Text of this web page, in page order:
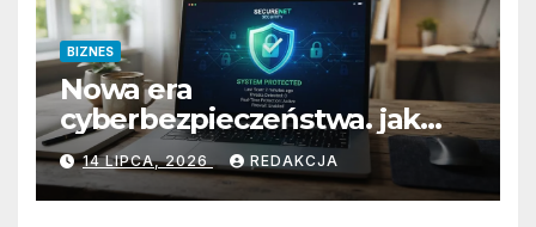
BIZNES
Nowa era
cyberbezpieczeństwa. jak
przygotować firmę na
wyzwania prawne i
technologiczne?
14 LIPCA, 2026 REDAKCJA